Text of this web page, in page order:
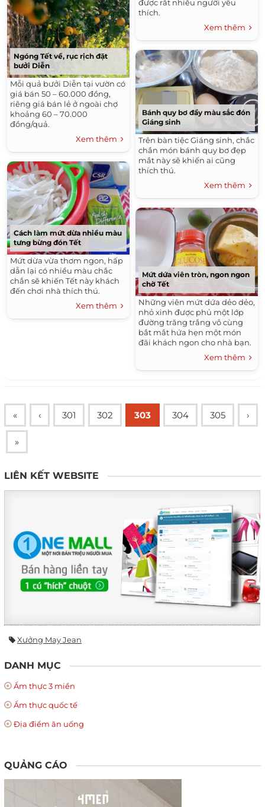
Ngóng Tết về, rục rịch đặt
bưởi Diễn
Mỗi quả bưởi Diễn tại vườn có
giá bán 50 – 60.000 đồng,
riêng giá bán lẻ ở ngoài chợ
khoảng 60 – 70.000
đồng/quả.
Xem thêm
Cách làm mứt dừa nhiều màu
tưng bừng đón Tết
Mứt dừa vừa thơm ngon, hấp
dẫn lại có nhiều màu chắc
chắn sẽ khiến Tết này khách
đến chơi nhà thích thú.
Xem thêm
được rất nhiều người yêu
thích.
Xem thêm
Bánh quy bơ đầy màu sắc đón
Giáng sinh
Trên bàn tiệc Giáng sinh, chắc
chắn món bánh quy bơ đẹp
mắt này sẽ khiến ai cũng
thích thú.
Xem thêm
Mứt dứa viên tròn, ngon ngon
chờ Tết
Những viên mứt dứa dẻo dẻo,
nhỏ xinh được phủ một lớp
đường trăng trắng vô cùng
bắt mắt hứa hẹn một món
đãi khách ngon cho nhà bạn.
Xem thêm
« ‹ 301 302 303 304 305 ›
»
LIÊN KẾT WEBSITE
Xưởng May Jean
DANH MỤC
Ẩm thực 3 miền
Ẩm thực quốc tế
Địa điểm ăn uống
QUẢNG CÁO